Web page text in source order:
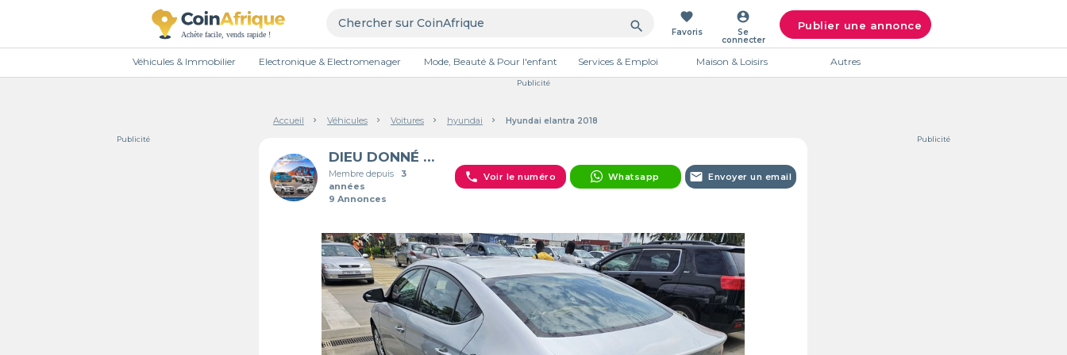
search
favorite
Favoris
account_circle
Se
connecter
Publier une annonce
Véhicules & Immobilier Electronique & Electromenager Mode, Beauté & Pour l'enfant Services & Emploi Maison & Loisirs Autres
Publicité
Accueil Véhicules Voitures hyundai Hyundai elantra 2018
Publicité
DIEU DONNÉ TRANSI
Membre depuis3
années
9 Annonces
phone Voir le numéro Whatsapp email Envoyer un email
Publicité